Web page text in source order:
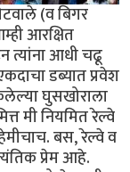
(व बिगर
आरक्षित
त्यांना आधी चढू
डब्यात प्रवेश
घुसखोराला
मी नियमित रेल्वे
बस, रेल्वे व
प्रेम आहे.